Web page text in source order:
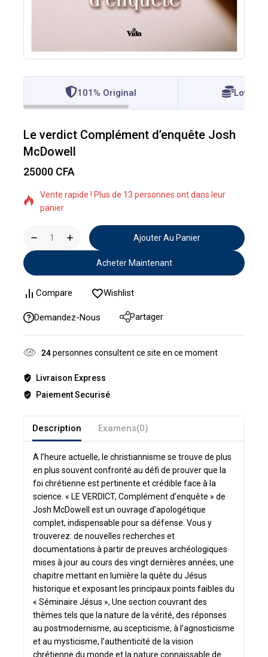
101% Original Lowest
Le verdict Complément d’enquête Josh
McDowell
25000 CFA
17 produits vendus au cours des dernières 11 heures
Vente rapide ! Plus de 13 personnes ont dans leur
panier
Ajouter Au Panier
Acheter Maintenant
Compare Wishlist
Demandez-Nous Partager
24personnes consultent ce site en ce moment
Livraison Express
Paiement Securisé
Description Examens(0)
A l’heure actuelle, le christiannisme se trouve de plus
en plus souvent confronté au défi de prouver que la
foi chrétienne est pertinente et crédible face à la
science. « LE VERDICT, Complément d’enquête » de
Josh McDowell est un ouvrage d’apologétique
complet, indispensable pour sa défense. Vous y
trouverez: de nouvelles recherches et
documentations à partir de preuves archéologiques
mises à jour au cours des vingt dernières années, une
chapitre mettant en lumière la quête du Jésus
historique et exposant les principaux points faibles du
« Séminaire Jésus », Une section couvrant des
thèmes tels que la nature de la vérité, des réponses
au postmodernisme, au scepticisme, à l’agnosticisme
et au mysticisme, l’authenticité de la vision
chrétienne du monde et la nature connaissable de